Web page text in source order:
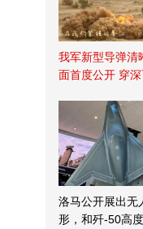
我军新型导弹清
面首度公开 穿
洛马公开展出无
形，和歼-50高